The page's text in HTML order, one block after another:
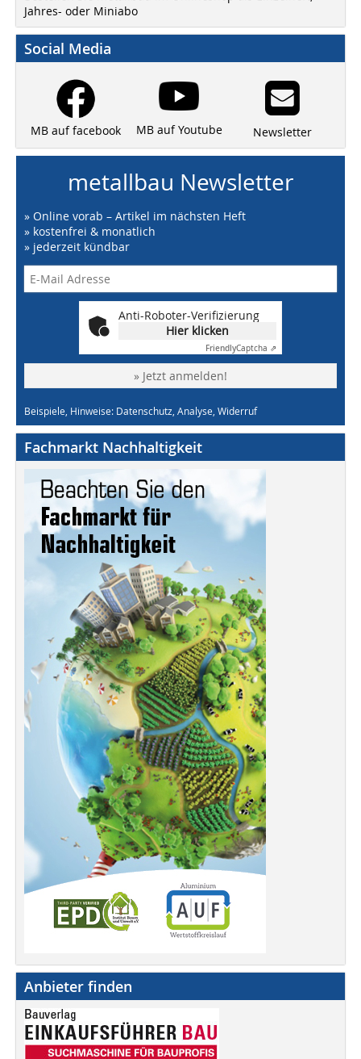
Jahres- oder Miniabo
Social Media
MB auf facebook MB auf Youtube Newsletter
metallbau Newsletter
» Online vorab – Artikel im nächsten Heft
» kostenfrei & monatlich
» jederzeit kündbar
Anti-Roboter-Verifizierung
Hier klicken
FriendlyCaptcha ⇗
» Jetzt anmelden!
Beispiele, Hinweise: Datenschutz, Analyse, Widerruf
Fachmarkt Nachhaltigkeit
Anbieter finden